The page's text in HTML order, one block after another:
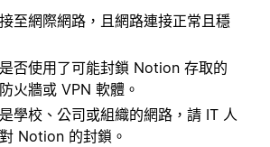
至網際網路，且網路連接正常且穩
否使用了可能封鎖 Notion 存取的
火牆或 VPN 軟體。
學校、公司或組織的網路，請 IT 人
Notion 的封鎖。